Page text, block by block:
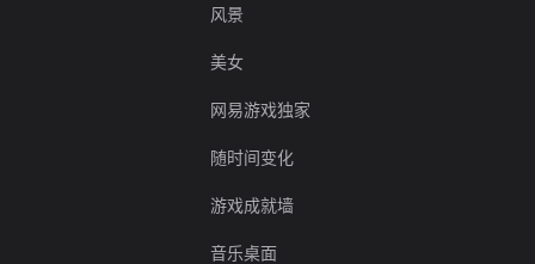
风景
美女
网易游戏独家
随时间变化
游戏成就墙
音乐桌面